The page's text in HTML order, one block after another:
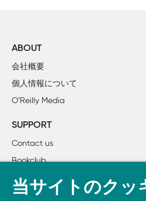
16. スクリプトの実行を制御す
17. スタイルシートをすばや
3章　Firefox 3向けの拡張機能開
    19. 拡張機能開発の基礎
22. 履歴とブックマークの
23. APIを通じて履歴とブッ
24. Placesデータベースへの
25. Placesデータベースへの
ABOUT
会社概要
個人情報について
O’Reilly Media
SUPPORT
Contact us
Bookclub
書籍注文
当サイトのクッ